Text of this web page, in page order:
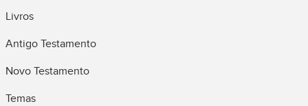
Livros
Antigo Testamento
Novo Testamento
Temas